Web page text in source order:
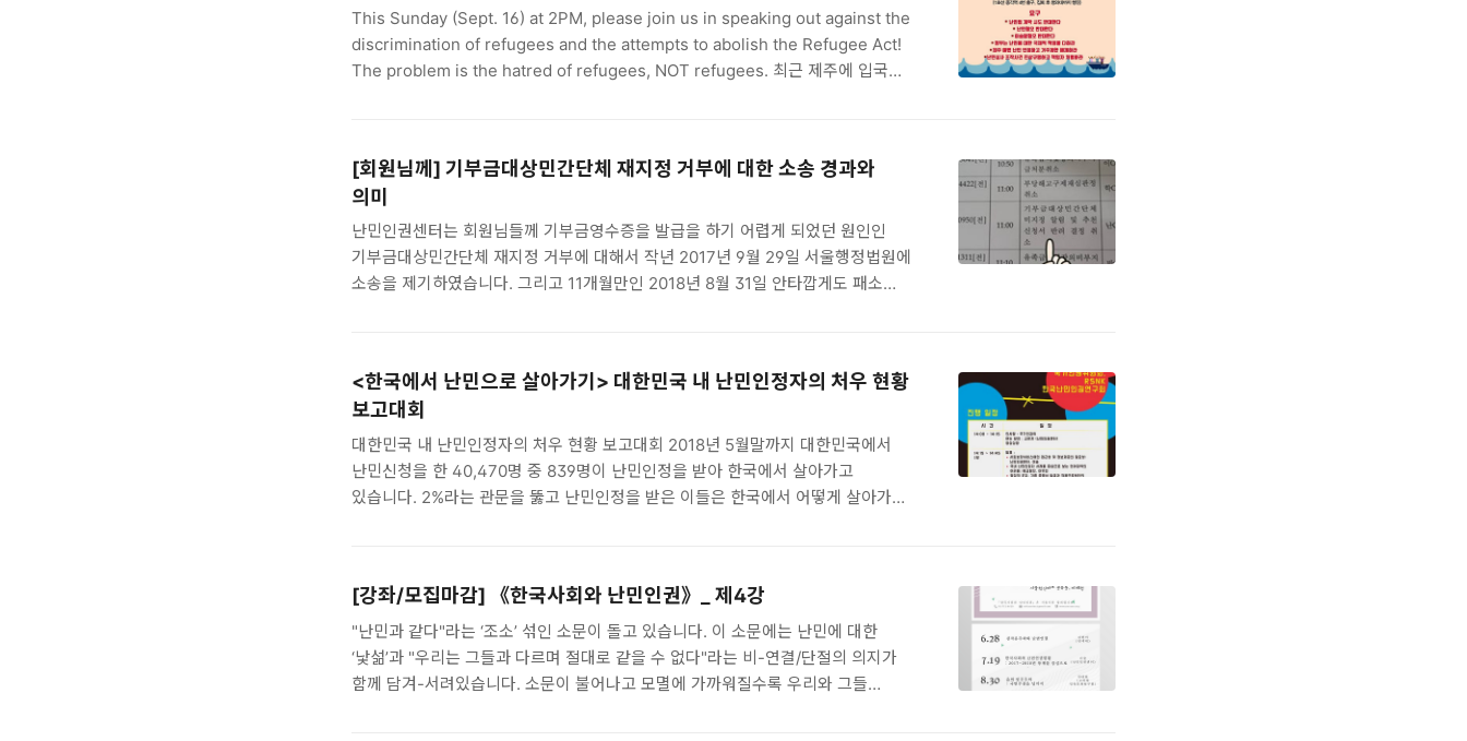
(후원)와 난민인권센터(주최), 모든이의민주주의연구소 교육연구팀(공동협력)이
함께하는 이 강좌는 난민인권에 대해 관심을 갖고 다양한 실천을 고민하는 모든
동료시민들을 위..
This Sunday (Sept. 16) at 2PM, please join us in speaking out against the
discrimination of refugees and the attempts to abolish the Refugee Act!
The problem is the hatred of refugees, NOT refugees. 최근 제주에 입국한
난민·이주민 단체들은 난민에 대한 차별과 난민법 개악을 저지하고 난민과 연대하기
위한 행동에 나서고자 합..
[회원님께] 기부금대상민간단체 재지정 거부에 대한 소송 경과와
의미
난민인권센터는 회원님들께 기부금영수증을 발급을 하기 어렵게 되었던 원인인
기부금대상민간단체 재지정 거부에 대해서 작년 2017년 9월 29일 서울행정법원에
소송을 제기하였습니다. 그리고 11개월만인 2018년 8월 31일 안타깝게도 패소
제약을 가져올 수 있다는 난센 정순문 회계감사의 자문의견을 포함하였습니다. 1.
소송을 제기하게 된 배경 비영리민간단체가 기부금대상민간단체로 지정되기
위해서는 단체의 수입 중 개인 회비 내지는 후원금이 차지하는 비율이 100분의
50을 초과하여야 ..
<한국에서 난민으로 살아가기> 대한민국 내 난민인정자의 처우 현황
보고대회
대한민국 내 난민인정자의 처우 현황 보고대회 2018년 5월말까지 대한민국에서
난민신청을 한 40,470명 중 839명이 난민인정을 받아 한국에서 살아가고
있습니다. 2%라는 관문을 뚫고 난민인정을 받은 이들은 한국에서 어떻게 살아가고
보고하는 자리를 마련하였습니다. 이 보고대회를 통해 한국에서의 난민들의 삶의
모습을 살펴보고 이들의 처우를 개선할 수 있는 기회가 마련되는 계기가 되기를
바라며, 관심있는 모든 분들을 초대합니다. 1. 일시 및 장소 - 일시: 2018년 9월
19일 14:00 ..
[강좌/모집마감] 《한국사회와 난민인권》_ 제4강
"난민과 같다"라는 ‘조소’ 섞인 소문이 돌고 있습니다. 이 소문에는 난민에 대한
‘낯섦’과 "우리는 그들과 다르며 절대로 같을 수 없다"라는 비-연결/단절의 의지가
함께 담겨-서려있습니다. 소문이 불어나고 모멸에 가까워질수록 우리와 그들